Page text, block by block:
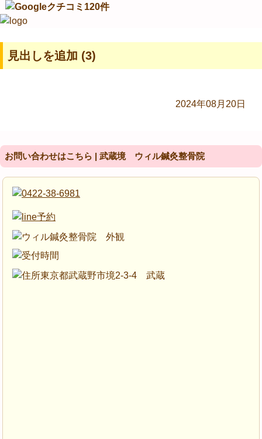
見出しを追加 (3)
2024年08月20日
お問い合わせはこちら | 武蔵境 ウィル鍼灸整骨院